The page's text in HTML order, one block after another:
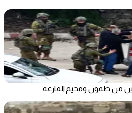
من طمون ومخيم الفارعة